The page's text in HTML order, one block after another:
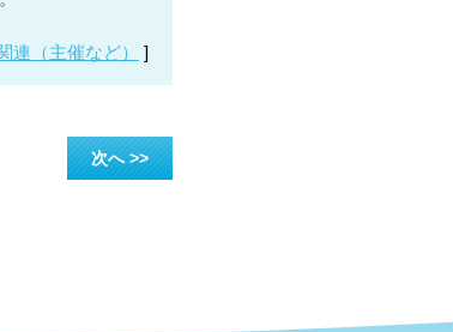
連（主催など） ]
次へ >>